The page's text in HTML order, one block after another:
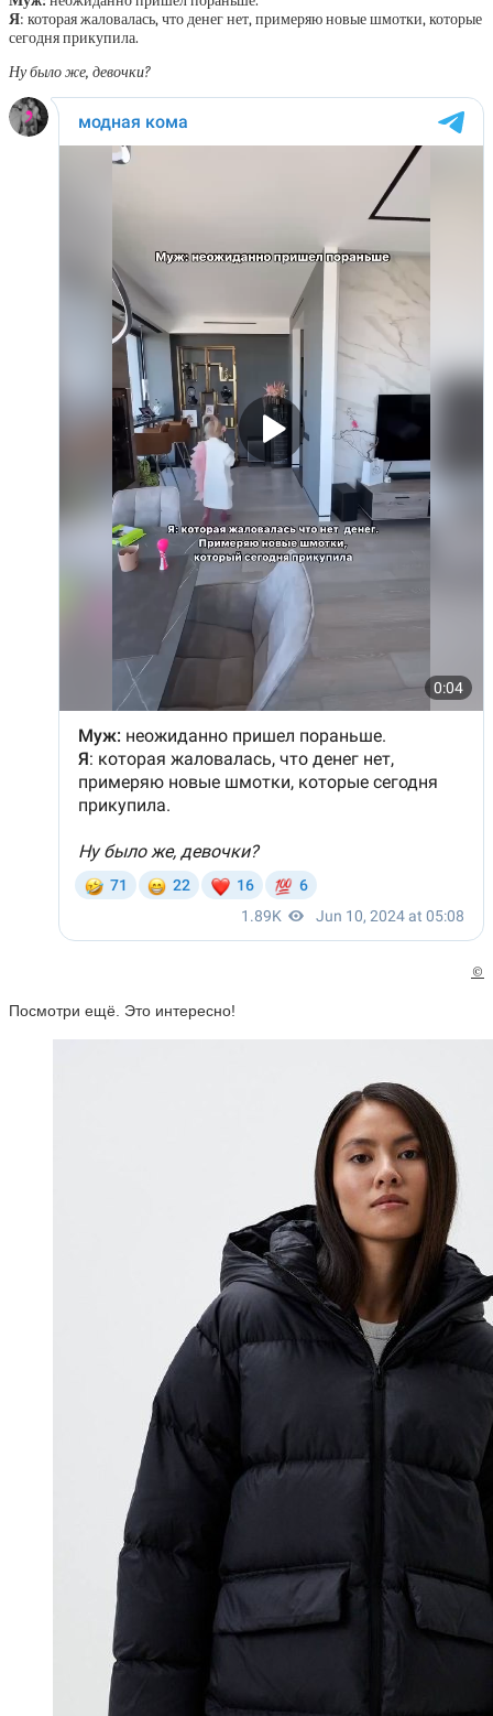
Я: которая жаловалась, что денег нет, примеряю новые шмотки, которые
сегодня прикупила.
Ну было же, девочки?
©
Посмотри ещё. Это интересно!